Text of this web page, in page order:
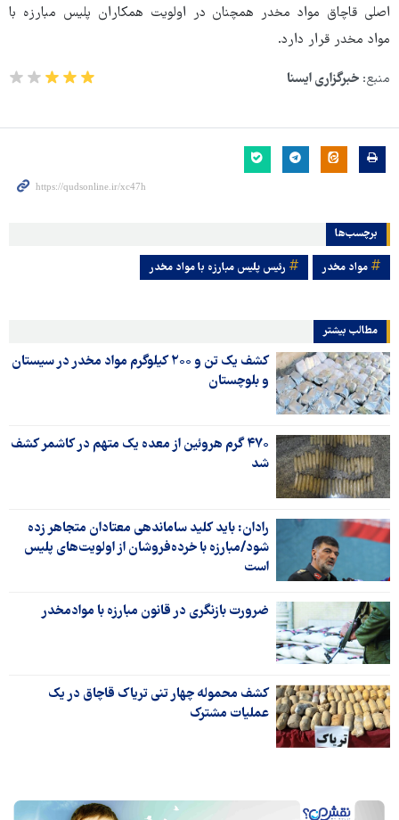
اصلی قاچاق مواد مخدر همچنان در اولویت همکاران پلیس مبارزه با
مواد مخدر قرار دارد.
منبع: خبرگزاری ایسنا
برچسب‌ها
مواد مخدر رئیس پلیس مبارزه با مواد مخدر
مطالب بیشتر
کشف یک تن و ۲۰۰ کیلوگرم مواد مخدر در سیستان
و بلوچستان
۴۷۰ گرم هروئین از معده یک متهم در کاشمر کشف
شد
رادان: باید کلید ساماندهی معتادان متجاهر زده
شود/مبارزه با خرده‌فروشان از اولویت‌های پلیس
است
ضرورت بازنگری در قانون مبارزه با موادمخدر
کشف محموله چهار تنی تریاک قاچاق در یک
عملیات مشترک